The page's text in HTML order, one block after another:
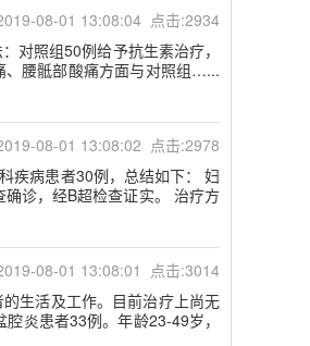
08-01 13:08:04 点击:2934
对照组50例给予抗生素治疗，
、腰骶部酸痛方面与对照组…...
08-01 13:08:02 点击:2978
疾病患者30例，总结如下： 妇
诊，经B超检查证实。 治疗方
08-01 13:08:01 点击:3014
生活及工作。目前治疗上尚无
炎患者33例。年龄23-49岁，